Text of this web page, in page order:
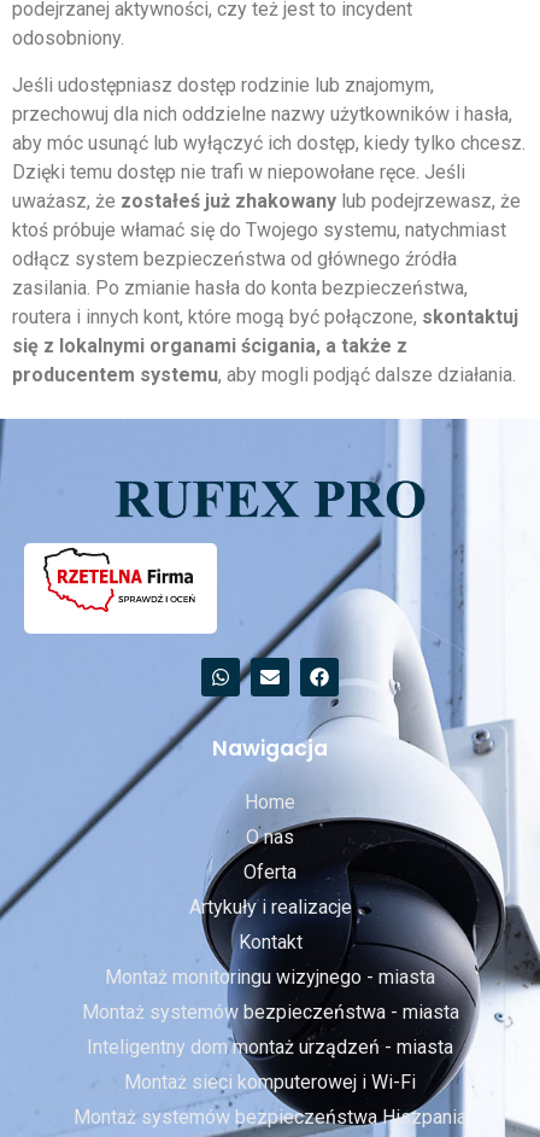
podejrzanej aktywności, czy też jest to incydent
odosobniony.
Jeśli udostępniasz dostęp rodzinie lub znajomym,
przechowuj dla nich oddzielne nazwy użytkowników i hasła,
aby móc usunąć lub wyłączyć ich dostęp, kiedy tylko chcesz.
Dzięki temu dostęp nie trafi w niepowołane ręce. Jeśli
uważasz, że zostałeś już zhakowany lub podejrzewasz, że
ktoś próbuje włamać się do Twojego systemu, natychmiast
odłącz system bezpieczeństwa od głównego źródła
zasilania. Po zmianie hasła do konta bezpieczeństwa,
routera i innych kont, które mogą być połączone, skontaktuj
się z lokalnymi organami ścigania, a także z
producentem systemu, aby mogli podjąć dalsze działania.
Nawigacja
Home
O nas
Oferta
Artykuły i realizacje
Kontakt
Montaż monitoringu wizyjnego - miasta
Montaż systemów bezpieczeństwa - miasta
Inteligentny dom montaż urządzeń - miasta
Montaż sieci komputerowej i Wi-Fi
Montaż systemów bezpieczeństwa Hiszpania